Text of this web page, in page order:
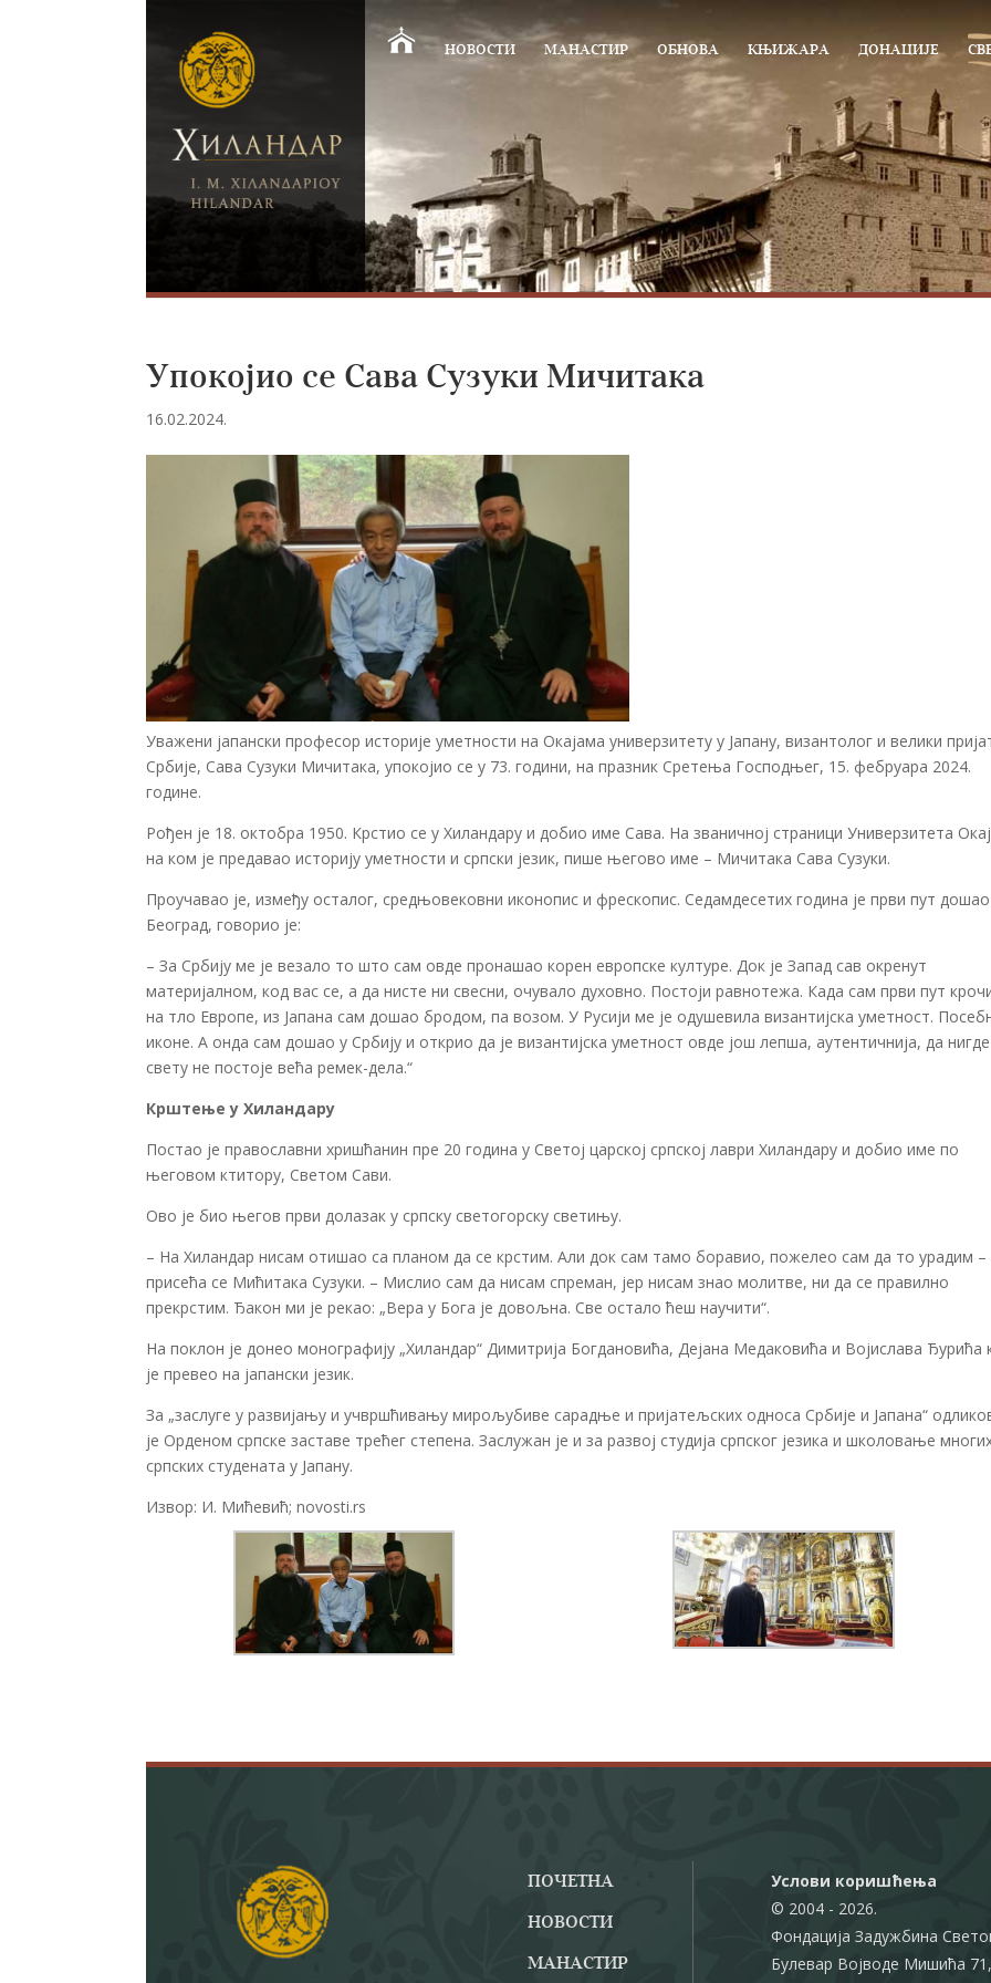
НОВОСТИ МАНАСТИР ОБНОВА КЊИЖАРА ДОНАЦИЈЕ
Упокојио се Сава Сузуки Мичитака
16.02.2024.
Уважени јапански професор историје уметности на Окајама универзитету у Јапану, византолог и велики
Србије, Сава Сузуки Мичитака, упокојио се у 73. години, на празник Сретења Господњег, 15. фебруара 2024.
године.
Рођен је 18. октобра 1950. Крстио се у Хиландару и добио име Сава. На званичној страници Универзитета
на ком је предавао историју уметности и српски језик, пише његово име – Мичитака Сава Сузуки.
Проучавао је, између осталог, средњовековни иконопис и фрескопис. Седамдесетих година је први пут
Београд, говорио је:
– За Србију ме је везало то што сам овде пронашао корен европске културе. Док је Запад сав окренут
материјалном, код вас се, а да нисте ни свесни, очувало духовно. Постоји равнотежа. Када сам први пут
на тло Европе, из Јапана сам дошао бродом, па возом. У Русији ме је одушевила византијска уметност.
иконе. А онда сам дошао у Србију и открио да је византијска уметност овде још лепша, аутентичнија, да
свету не постоје већа ремек-дела.“
Крштење у Хиландару
Постао је православни хришћанин пре 20 година у Светој царској српској лаври Хиландару и добио име по
његовом ктитору, Светом Сави.
Ово је био његов први долазак у српску светогорску светињу.
– На Хиландар нисам отишао са планом да се крстим. Али док сам тамо боравио, пожелео сам да то урадим –
присећа се Мићитака Сузуки. – Мислио сам да нисам спреман, јер нисам знао молитве, ни да се правилно
прекрстим. Ђакон ми је рекао: „Вера у Бога је довољна. Све остало ћеш научити“.
На поклон је донео монографију „Хиландар“ Димитрија Богдановића, Дејана Медаковића и Војислава Ђурића
је превео на јапански језик.
За „заслуге у развијању и учвршћивању мирољубиве сарадње и пријатељских односа Србије и Јапана“
је Орденом српске заставе трећег степена. Заслужан је и за развој студија српског језика и школовање
српских студената у Јапану.
Извор: И. Мићевић; novosti.rs
ПОЧЕТНА
НОВОСТИ
МАНАСТИР
Услови коришћења
© 2004 - 2026.
Фондација Задужбина
Булевар Војводе Мишића